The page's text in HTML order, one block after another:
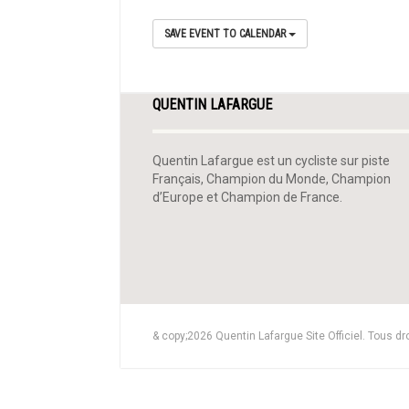
SAVE EVENT TO CALENDAR
QUENTIN LAFARGUE
Quentin Lafargue est un cycliste sur piste
Français, Champion du Monde, Champion
d’Europe et Champion de France.
& copy;2026 Quentin Lafargue Site Officiel. Tous